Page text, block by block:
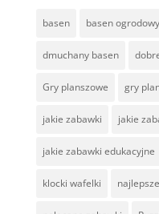
basen basen ogrodowy
dmuchany basen
Gry planszowe gry
jakie zabawki jakie
jakie zabawki edukacyjne
klocki wafelki